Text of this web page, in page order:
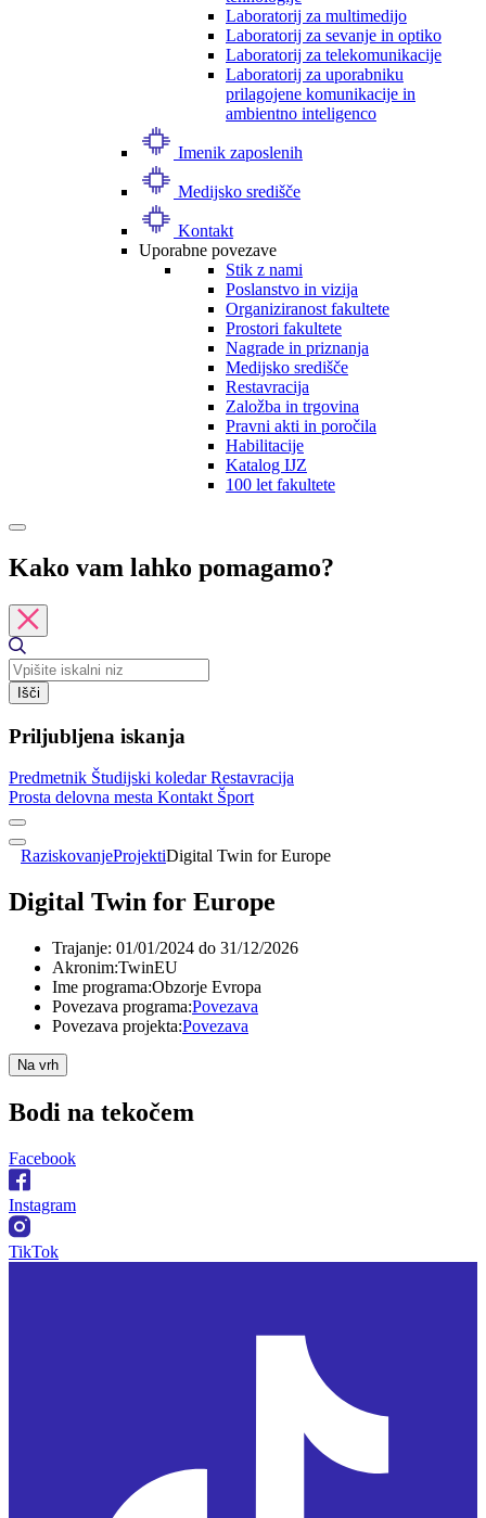
Laboratorij za multimedijo
Laboratorij za sevanje in optiko
Laboratorij za telekomunikacije
Laboratorij za uporabniku
prilagojene komunikacije in
ambientno inteligenco
Imenik zaposlenih
Medijsko središče
Kontakt
Uporabne povezave
Stik z nami
Poslanstvo in vizija
Organiziranost fakultete
Prostori fakultete
Nagrade in priznanja
Medijsko središče
Restavracija
Založba in trgovina
Pravni akti in poročila
Habilitacije
Katalog IJZ
100 let fakultete
Kako vam lahko pomagamo?
Išči
Priljubljena iskanja
Predmetnik Študijski koledarRestavracija
Prosta delovna mesta Kontakt Šport
RaziskovanjeProjektiDigital Twin for Europe
Digital Twin for Europe
Trajanje: 01/01/2024 do 31/12/2026
Akronim:TwinEU
Ime programa:Obzorje Evropa
Povezava programa:Povezava
Povezava projekta:Povezava
Na vrh
Bodi na tekočem
Facebook
Instagram
TikTok